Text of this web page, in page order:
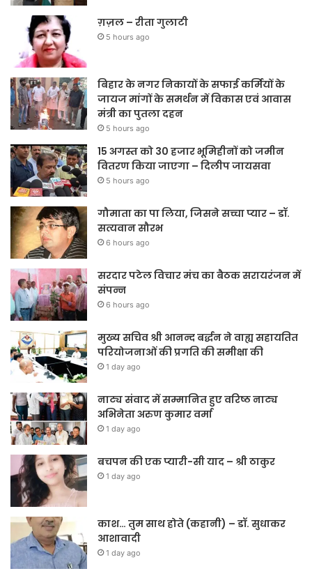
ग़ज़ल – रीता गुलाटी
5 hours ago
बिहार के नगर निकायों के सफाई कर्मियों के
जायज मांगों के समर्थन में विकास एवं आवास
मंत्री का पुतला दहन
5 hours ago
15 अगस्त को 30 हजार भूमिहीनों को जमीन
वितरण किया जाएगा – दिलीप जायसवा
5 hours ago
गौमाता का पा लिया, जिसने सच्चा प्यार – डॉ.
सत्यवान सौरभ
6 hours ago
सरदार पटेल विचार मंच का बैठक सरायरंजन में
संपन्न
6 hours ago
मुख्य सचिव श्री आनन्द बर्द्धन ने वाह्य सहायतित
परियोजनाओं की प्रगति की समीक्षा की
1 day ago
नाट्य संवाद में सम्मानित हुए वरिष्ठ नाट्य
अभिनेता अरुण कुमार वर्मा
1 day ago
बचपन की एक प्यारी-सी याद – श्री ठाकुर
1 day ago
काश… तुम साथ होते (कहानी) – डॉ. सुधाकर
आशावादी
1 day ago